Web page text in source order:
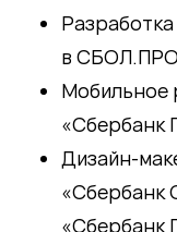
в
Мобильное
«Сбербанк
Дизайн-
«Сбербанк
«Сбербанк